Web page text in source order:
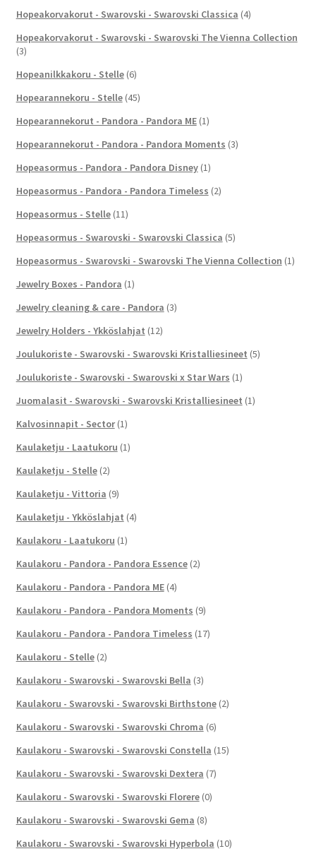
Hopeakorvakorut - Swarovski - Swarovski Classica (4)
Hopeakorvakorut - Swarovski - Swarovski The Vienna Collection
(3)
Hopeanilkkakoru - Stelle (6)
Hopearannekoru - Stelle (45)
Hopearannekorut - Pandora - Pandora ME (1)
Hopearannekorut - Pandora - Pandora Moments (3)
Hopeasormus - Pandora - Pandora Disney (1)
Hopeasormus - Pandora - Pandora Timeless (2)
Hopeasormus - Stelle (11)
Hopeasormus - Swarovski - Swarovski Classica (5)
Hopeasormus - Swarovski - Swarovski The Vienna Collection (1)
Jewelry Boxes - Pandora (1)
Jewelry cleaning & care - Pandora (3)
Jewelry Holders - Ykköslahjat (12)
Joulukoriste - Swarovski - Swarovski Kristalliesineet (5)
Joulukoriste - Swarovski - Swarovski x Star Wars (1)
Juomalasit - Swarovski - Swarovski Kristalliesineet (1)
Kalvosinnapit - Sector (1)
Kaulaketju - Laatukoru (1)
Kaulaketju - Stelle (2)
Kaulaketju - Vittoria (9)
Kaulaketju - Ykköslahjat (4)
Kaulakoru - Laatukoru (1)
Kaulakoru - Pandora - Pandora Essence (2)
Kaulakoru - Pandora - Pandora ME (4)
Kaulakoru - Pandora - Pandora Moments (9)
Kaulakoru - Pandora - Pandora Timeless (17)
Kaulakoru - Stelle (2)
Kaulakoru - Swarovski - Swarovski Bella (3)
Kaulakoru - Swarovski - Swarovski Birthstone (2)
Kaulakoru - Swarovski - Swarovski Chroma (6)
Kaulakoru - Swarovski - Swarovski Constella (15)
Kaulakoru - Swarovski - Swarovski Dextera (7)
Kaulakoru - Swarovski - Swarovski Florere (0)
Kaulakoru - Swarovski - Swarovski Gema (8)
Kaulakoru - Swarovski - Swarovski Hyperbola (10)